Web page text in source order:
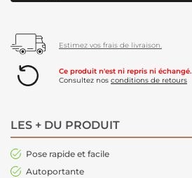
Estimez vos frais de livraison.
Ce produit n'est ni repris ni échangé.
Consultez nos conditions de retours
LES + DU PRODUIT
Pose rapide et facile
Autoportante